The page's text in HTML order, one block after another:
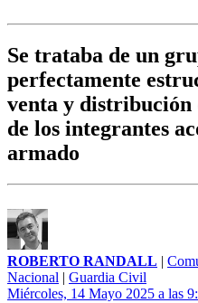
Se trataba de un
perfectamente
venta y distribución
de los integrantes
armado
ROBERTO RANDALL |
Nacional | Guardia Civil
Miércoles, 14 Mayo 2025 a las